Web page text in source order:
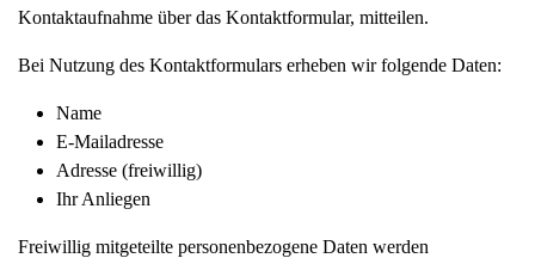
Kontaktaufnahme über das Kontaktformular, mitteilen.
Bei Nutzung des Kontaktformulars erheben wir folgende Daten:
Name
E-Mailadresse
Adresse (freiwillig)
Ihr Anliegen
Freiwillig mitgeteilte personenbezogene Daten werden